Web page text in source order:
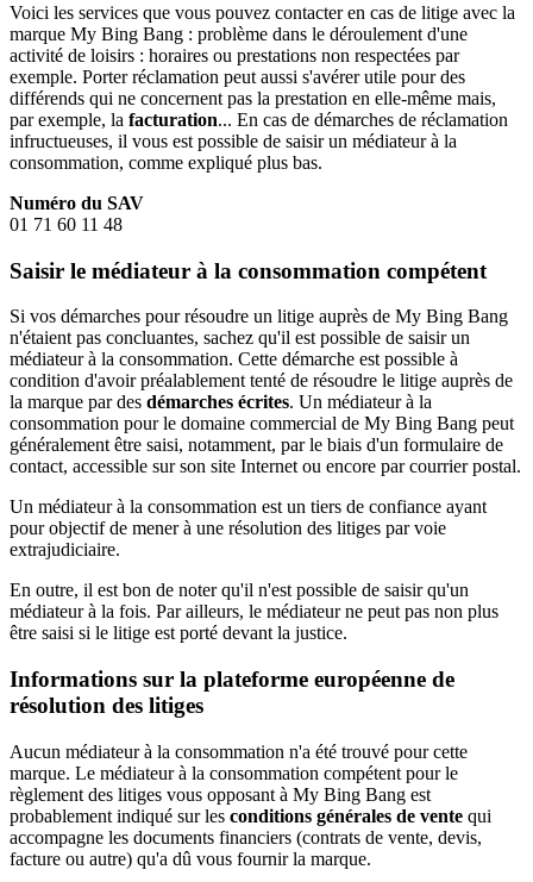
Voici les services que vous pouvez contacter en cas de litige avec la
marque My Bing Bang : problème dans le déroulement d'une
activité de loisirs : horaires ou prestations non respectées par
exemple. Porter réclamation peut aussi s'avérer utile pour des
différends qui ne concernent pas la prestation en elle-même mais,
par exemple, la facturation... En cas de démarches de réclamation
infructueuses, il vous est possible de saisir un médiateur à la
consommation, comme expliqué plus bas.
Numéro du SAV
01 71 60 11 48
Saisir le médiateur à la consommation compétent
Si vos démarches pour résoudre un litige auprès de My Bing Bang
n'étaient pas concluantes, sachez qu'il est possible de saisir un
médiateur à la consommation. Cette démarche est possible à
condition d'avoir préalablement tenté de résoudre le litige auprès de
la marque par des démarches écrites. Un médiateur à la
consommation pour le domaine commercial de My Bing Bang peut
généralement être saisi, notamment, par le biais d'un formulaire de
contact, accessible sur son site Internet ou encore par courrier postal.
Un médiateur à la consommation est un tiers de confiance ayant
pour objectif de mener à une résolution des litiges par voie
extrajudiciaire.
En outre, il est bon de noter qu'il n'est possible de saisir qu'un
médiateur à la fois. Par ailleurs, le médiateur ne peut pas non plus
être saisi si le litige est porté devant la justice.
Informations sur la plateforme européenne de
résolution des litiges
Aucun médiateur à la consommation n'a été trouvé pour cette
marque. Le médiateur à la consommation compétent pour le
règlement des litiges vous opposant à My Bing Bang est
probablement indiqué sur les conditions générales de vente qui
accompagne les documents financiers (contrats de vente, devis,
facture ou autre) qu'a dû vous fournir la marque.